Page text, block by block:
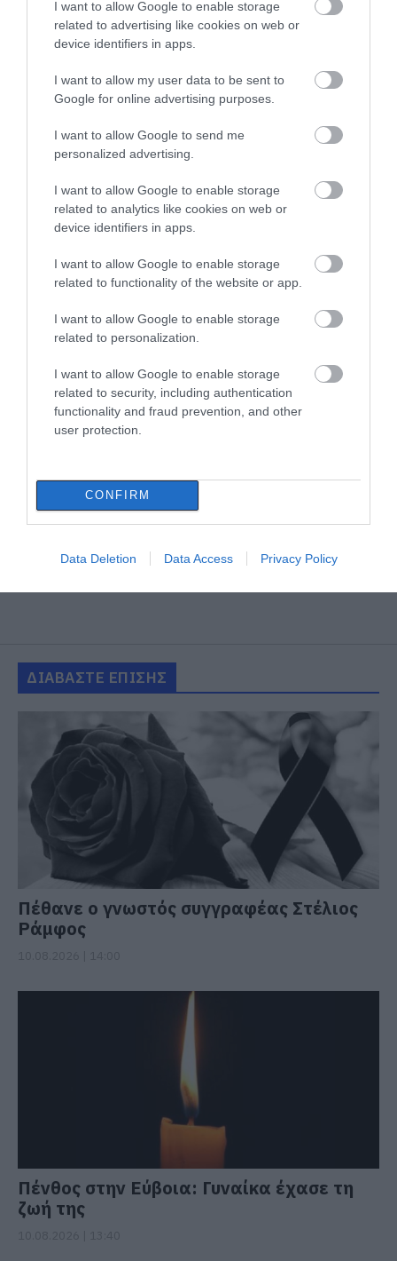
I want to allow Google to enable storage
related to advertising like cookies on web or
device identifiers in apps.
I want to allow my user data to be sent to
Google for online advertising purposes.
I want to allow Google to send me
personalized advertising.
I want to allow Google to enable storage
related to analytics like cookies on web or
device identifiers in apps.
I want to allow Google to enable storage
related to functionality of the website or app.
I want to allow Google to enable storage
related to personalization.
I want to allow Google to enable storage
related to security, including authentication
functionality and fraud prevention, and other
user protection.
CONFIRM
Data Deletion Data Access Privacy Policy
ΔΙΑΒΑΣΤΕ ΕΠΙΣΗΣ
Πέθανε ο γνωστός συγγραφέας Στέλιος
Ράμφος
Πένθος στην Εύβοια: Γυναίκα έχασε τη
ζωή της